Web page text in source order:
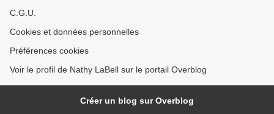
C.G.U.
Cookies et données personnelles
Préférences cookies
Voir le profil de Nathy LaBell sur le portail Overblog
Créer un blog sur Overblog